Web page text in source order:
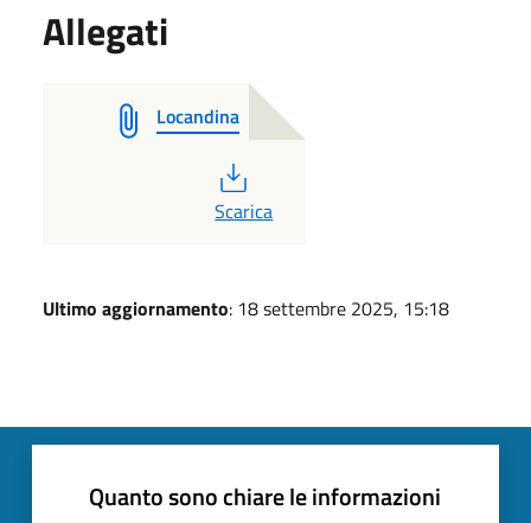
Allegati
Locandina
PDF
Scarica
Ultimo aggiornamento: 18 settembre 2025, 15:18
Quanto sono chiare le informazioni